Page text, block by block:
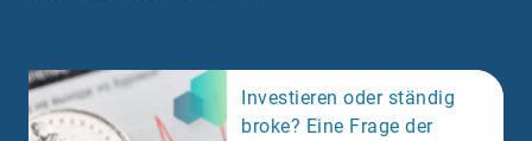
Investieren oder ständig
broke? Eine Frage der